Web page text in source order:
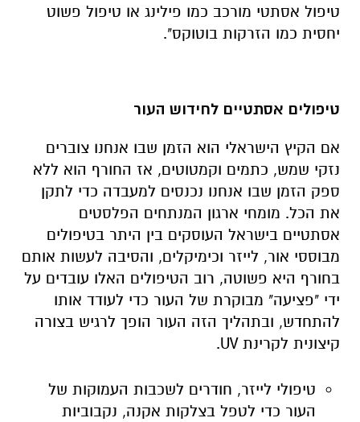
טיפול אסתטי מורכב כמו פילינג או טיפול פשוט
יחסית כמו הזרקות בוטוקס".
טיפולים אסתטיים לחידוש העור
אם הקיץ הישראלי הוא הזמן שבו אנחנו צוברים
נזקי שמש, כתמים וקמטוטים, אז החורף הוא ללא
ספק הזמן שבו אנחנו נכנסים למעבדה כדי לתקן
את הכל. מומחי ארגון המנתחים הפלסטים
אסתטיים בישראל העוסקים בין היתר בטיפולים
מבוססי אור, לייזר וכימיקלים, והסיבה לעשות אותם
בחורף היא פשוטה, רוב הטיפולים האלו עובדים על
ידי "פציעה" מבוקרת של העור כדי לעודד אותו
להתחדש, ובתהליך הזה העור הופך לרגיש בצורה
קיצונית לקרינת UV.
טיפולי לייזר, חודרים לשכבות העמוקות של
העור כדי לטפל בצלקות אקנה, נקבוביות